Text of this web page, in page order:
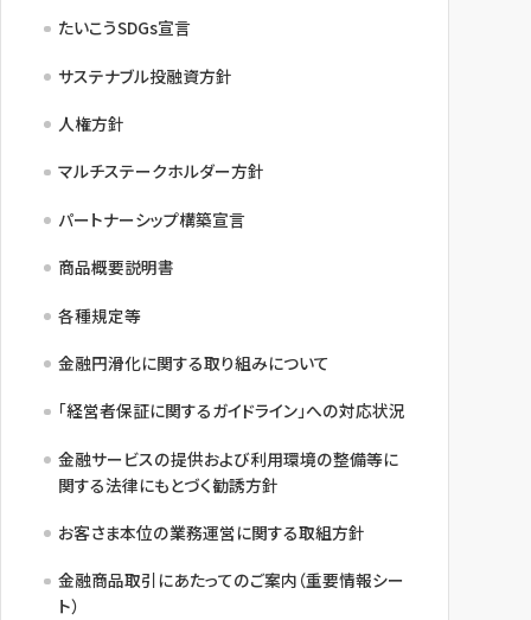
たいこうSDGs宣言
サステナブル投融資方針
人権方針
マルチステークホルダー方針
パートナーシップ構築宣言
商品概要説明書
各種規定等
金融円滑化に関する取り組みについて
「経営者保証に関するガイドライン」への対応状況
金融サービスの提供および利用環境の整備等に
関する法律にもとづく勧誘方針
お客さま本位の業務運営に関する取組方針
金融商品取引にあたってのご案内（重要情報シー
ト）